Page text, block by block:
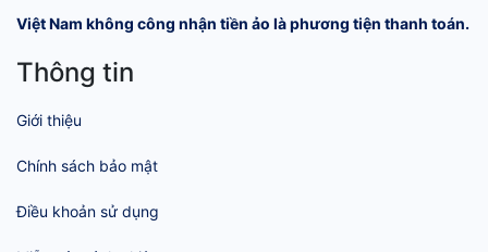
Việt Nam không công nhận tiền ảo là phương tiện thanh toán.
Thông tin
Giới thiệu
Chính sách bảo mật
Điều khoản sử dụng